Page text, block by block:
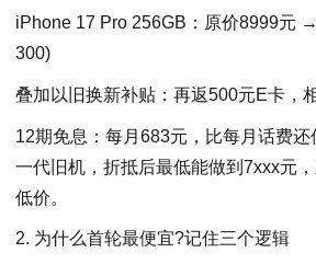
iPhone 17 Pro 256GB：原价8999元
300)
叠加以旧换新补贴：再返500元E卡，
12期免息：每月683元，比每月话费还
一代旧机，折抵后最低能做到7xxx元
低价。
2. 为什么首轮最便宜?记住三个逻辑